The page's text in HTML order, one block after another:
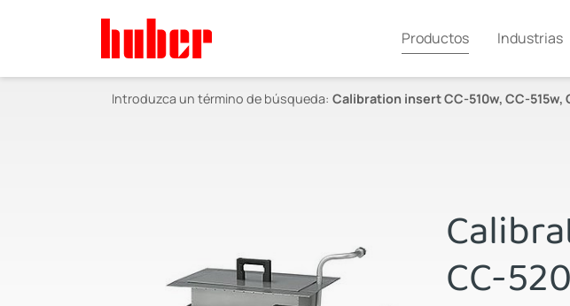
Productos Industrias
Introduzca un término de búsqueda: Calibration insert CC-510w, CC-
CC-